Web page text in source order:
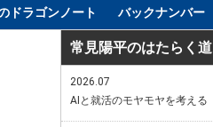
ドラゴンノート バックナンバー
常見陽平のはたらく道
2026.07
AIと就活のモヤモヤを考える